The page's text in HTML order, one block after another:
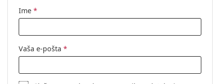
Ime *
Vaša e-pošta *